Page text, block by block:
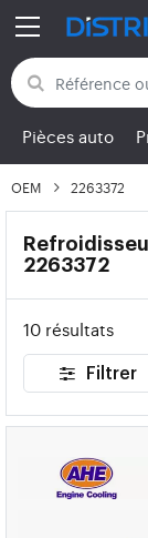
Retour
Pièces auto
OEM 2263372
2263372
10 résultats
Filtrer